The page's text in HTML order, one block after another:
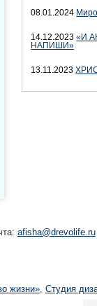
08.01.2024
14.12.2023«И
НАПИШИ»
13.11.2023
afisha@drevolife.ru
жизни», Студия